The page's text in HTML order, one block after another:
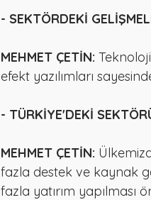
- SEKTÖRDEKİ
MEHMET ÇETİN:
efekt yazılımları
- TÜRKİYE'DEKİ
MEHMET ÇETİN:
fazla destek ve kaynak
fazla yatırım yapılması